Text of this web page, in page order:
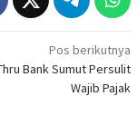
Pos berikutnya
Bank Sumut Persulit
Wajib Pajak